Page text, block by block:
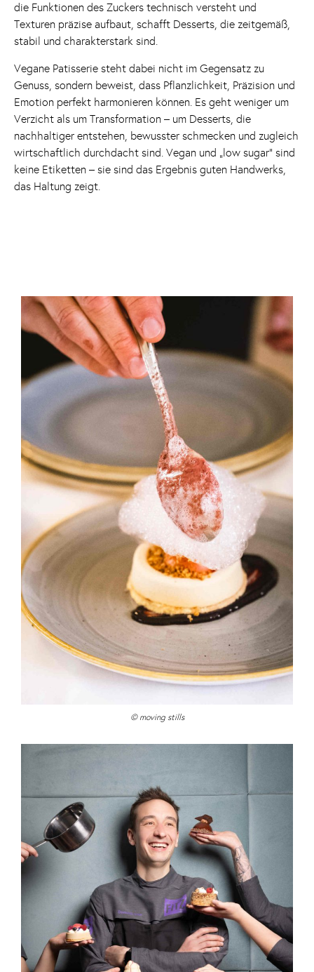
die Funktionen des Zuckers technisch versteht und
Texturen präzise aufbaut, schafft Desserts, die zeitgemäß,
stabil und charakterstark sind.
Vegane Patisserie steht dabei nicht im Gegensatz zu
Genuss, sondern beweist, dass Pflanzlichkeit, Präzision und
Emotion perfekt harmonieren können. Es geht weniger um
Verzicht als um Transformation – um Desserts, die
nachhaltiger entstehen, bewusster schmecken und zugleich
wirtschaftlich durchdacht sind. Vegan und „low sugar“ sind
keine Etiketten – sie sind das Ergebnis guten Handwerks,
das Haltung zeigt.
© moving stills